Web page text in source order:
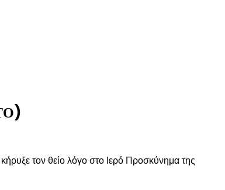
τον θείο λόγο στο Ιερό Προσκύνημα της